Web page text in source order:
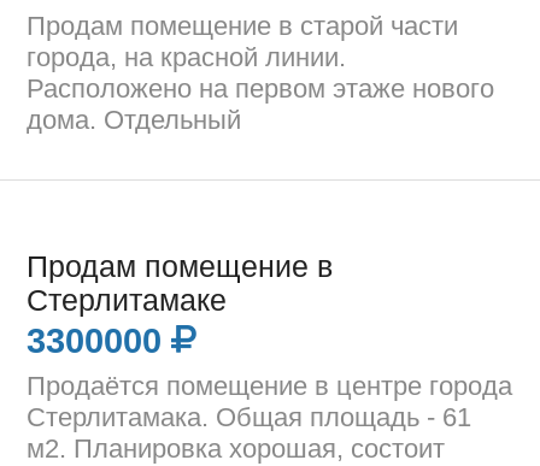
Продам помещение в старой части
города, на красной линии.
Расположено на первом этаже нового
дома. Отдельный
Продам помещение в
Стерлитамаке
3300000
Продаётся помещение в центре города
Стерлитамака. Общая площадь - 61
м2. Планировка хорошая, состоит